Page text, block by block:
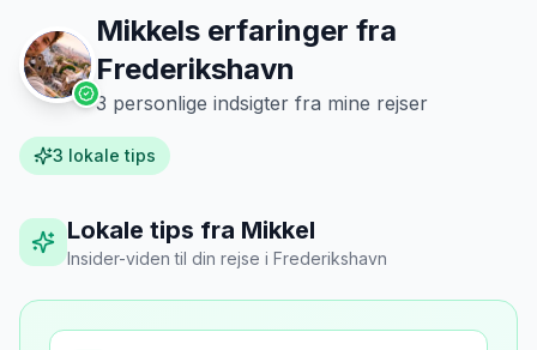
Mikkels erfaringer fra
Frederikshavn
3 personlige indsigter fra mine rejser
3 lokale tips
Lokale tips fra Mikkel
Insider-viden til din rejse i Frederikshavn